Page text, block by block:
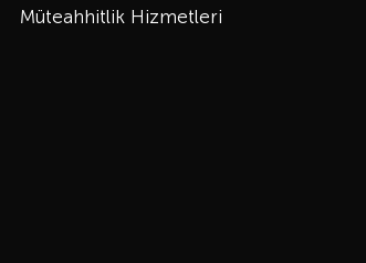
Müteahhitlik Hizmetleri